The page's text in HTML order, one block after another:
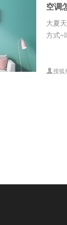
空调
大夏
方式~
搜狐